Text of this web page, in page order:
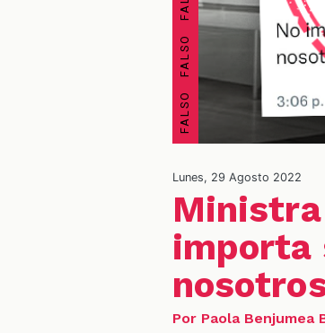
Lunes, 29 Agosto 2022
importa
Por Paola Benjumea